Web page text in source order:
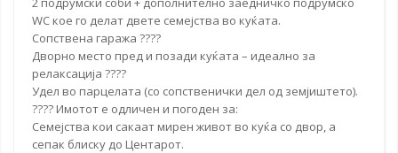
WC кое го делат двете семејства во куќата.
Сопствена гаража ????
Дворно место пред и позади куќата – идеално за
релаксација ????
Удел во парцелата (со сопственички дел од земјиштето).
???? Имотот е одличен и погоден за:
Семејства кои сакаат мирен живот во куќа со двор, а
сепак блиску до Центарот.